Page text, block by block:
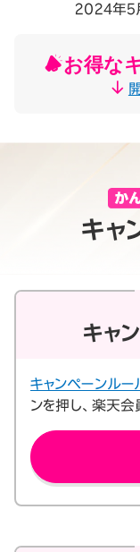
2024年5
お得な
キャ
キャ
キャンペーンルー
ンを押し、楽天会